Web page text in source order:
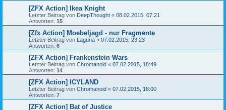
[ZFX Action] Ikea Knight
Letzter Beitrag von DeepThought « 08.02.2015, 07:21
Antworten: 15
[Zfx Action] Moebeljagd - nur Fragmente
Letzter Beitrag von Laguna « 07.02.2015, 23:23
Antworten: 6
[ZFX Action] Frankenstein Wars
Letzter Beitrag von Chromanoid « 07.02.2015, 18:49
Antworten: 14
[ZFX Action] ICYLAND
Letzter Beitrag von Chromanoid « 07.02.2015, 18:00
Antworten: 7
[ZFX Action] Bat of Justice